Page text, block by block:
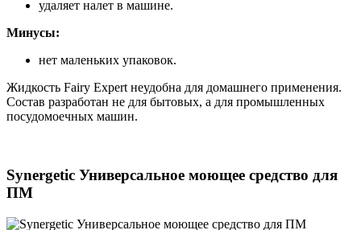
удаляет налет в машине.
Минусы:
нет маленьких упаковок.
Жидкость Fairy Expert неудобна для домашнего применения.
Состав разработан не для бытовых, а для промышленных
посудомоечных машин.
Synergetic Универсальное моющее средство для
ПМ